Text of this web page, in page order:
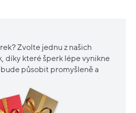
Zvolte jednu z našich
díky které šperk lépe vynikne
působit promyšleně a